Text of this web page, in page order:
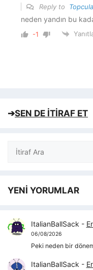
Reply to
neden yandın bu
-1
➔SEN DE İTİRAF ET
Ara
YENİ YORUMLAR
ItalianBallSack -
06/08/2026
Peki neden bir
ItalianBallSack -